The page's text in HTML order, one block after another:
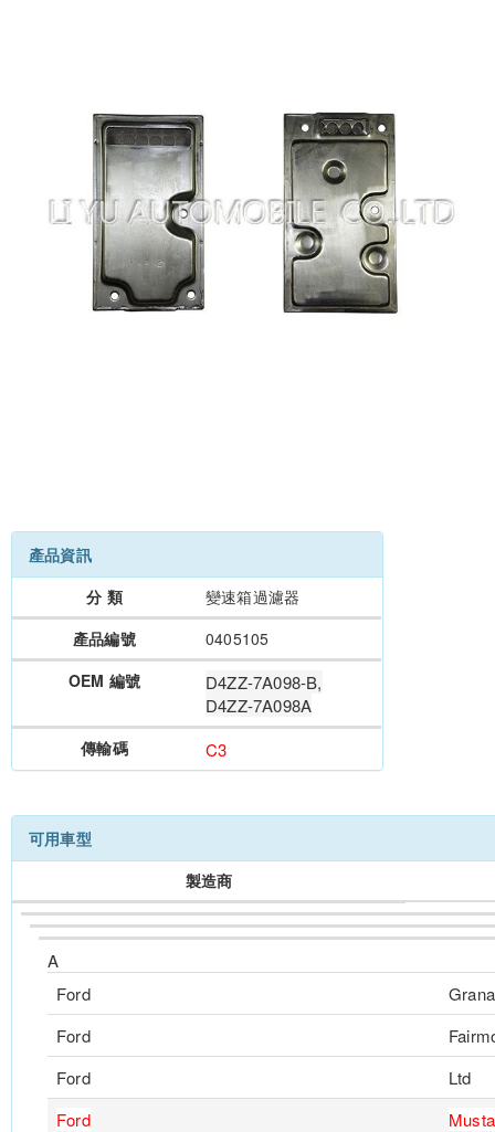
產品資訊
分 類
變速箱過濾器
產品編號
0405105
OEM 編號
D4ZZ-7A098-B,
D4ZZ-7A098A
傳輸碼 C3
可用車型
製造商
A
Ford
Ford
Ford
Ltd
Ford